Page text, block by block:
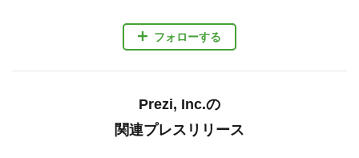
フォローする
Prezi, Inc.の
関連プレスリリース